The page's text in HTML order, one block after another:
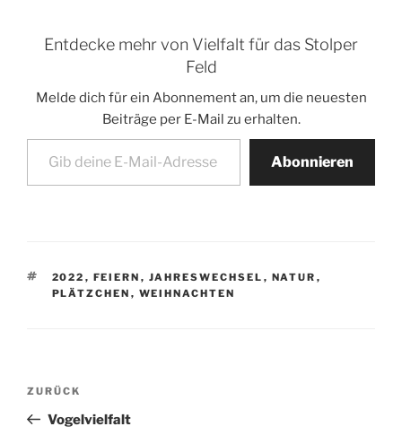
Entdecke mehr von Vielfalt für das Stolper
Feld
Melde dich für ein Abonnement an, um die neuesten
Beiträge per E-Mail zu erhalten.
Gib deine E-Mail-Adresse ein ...
Abonnieren
SCHLAGWÖRTER
2022 , FEIERN , JAHRESWECHSEL , NATUR ,
PLÄTZCHEN , WEIHNACHTEN
Beitragsnavigation
Vorheriger
Beitrag
ZURÜCK
Vogelvielfalt